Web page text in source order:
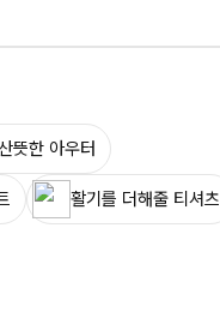
산뜻한 아우터
활기를 더해줄 티셔츠